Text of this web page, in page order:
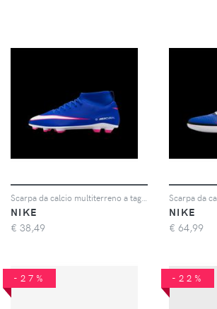
NIKE
€ 38,49
NIKE
€ 64,99
-27% -22%